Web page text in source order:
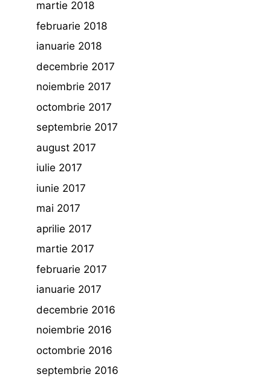
martie 2018
februarie 2018
ianuarie 2018
decembrie 2017
noiembrie 2017
octombrie 2017
septembrie 2017
august 2017
iulie 2017
iunie 2017
mai 2017
aprilie 2017
martie 2017
februarie 2017
ianuarie 2017
decembrie 2016
noiembrie 2016
octombrie 2016
septembrie 2016